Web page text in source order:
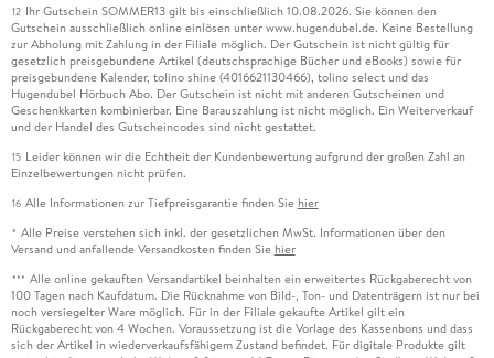
12 Ihr Gutschein SOMMER13 gilt bis einschließlich 10.08.2026. Sie können den
Gutschein ausschließlich online einlösen unter www.hugendubel.de. Keine Bestellung
zur Abholung mit Zahlung in der Filiale möglich. Der Gutschein ist nicht gültig für
gesetzlich preisgebundene Artikel (deutschsprachige Bücher und eBooks) sowie für
preisgebundene Kalender, tolino shine (4016621130466), tolino select und das
Hugendubel Hörbuch Abo. Der Gutschein ist nicht mit anderen Gutscheinen und
Geschenkkarten kombinierbar. Eine Barauszahlung ist nicht möglich. Ein Weiterverkauf
und der Handel des Gutscheincodes sind nicht gestattet.
15 Leider können wir die Echtheit der Kundenbewertung aufgrund der großen Zahl an
Einzelbewertungen nicht prüfen.
16 Alle Informationen zur Tiefpreisgarantie finden Sie hier
* Alle Preise verstehen sich inkl. der gesetzlichen MwSt. Informationen über den
Versand und anfallende Versandkosten finden Sie hier
*** Alle online gekauften Versandartikel beinhalten ein erweitertes Rückgaberecht von
100 Tagen nach Kaufdatum. Die Rücknahme von Bild-, Ton- und Datenträgern ist nur bei
noch versiegelter Ware möglich. Für in der Filiale gekaufte Artikel gilt ein
Rückgaberecht von 4 Wochen. Voraussetzung ist die Vorlage des Kassenbons und dass
sich der Artikel in wiederverkaufsfähigem Zustand befindet. Für digitale Produkte gilt